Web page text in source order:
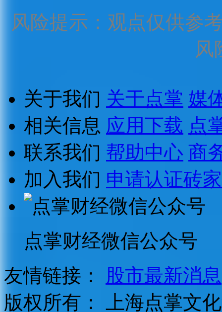
风险提示：观点仅供参
风
关于我们 关于点掌 媒
相关信息 应用下载 点
联系我们 帮助中心 商
加入我们 申请认证砖家
点掌财经微信公众号
友情链接：
股市最新消息
版权所有：
上海点掌文